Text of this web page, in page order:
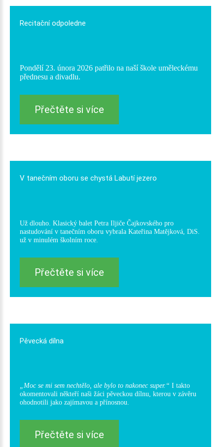
Recitační odpoledne
Pondělí 23. února 2026 patřilo na naší škole uměleckému
přednesu a divadlu.
Přečtěte si více
V tanečním oboru se chystá Labutí jezero
Už dlouho. Klasický balet Petra Iljiče Čajkovského pro
nastudování v tanečním oboru vybrala Kateřina Matějková, DiS.
už v minulém školním roce.
Přečtěte si více
Pěvecká dílna
„Moc se mi sem nechtělo, ale bylo to nakonec super.“ I takto
okomentovali někteří naši žáci pěveckou dílnu, kterou v závěru
ohodnotili jako zajímavou a přínosnou.
Přečtěte si více